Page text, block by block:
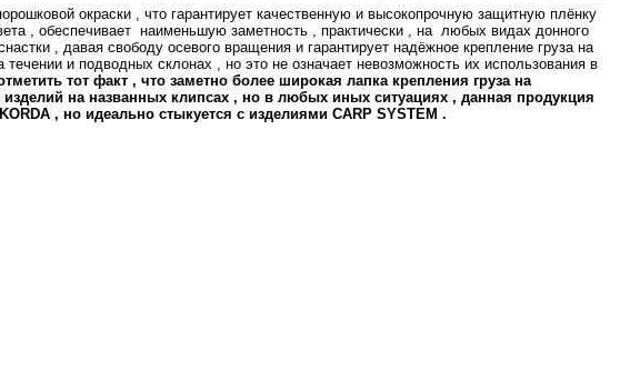
окраски , что гарантирует качественную и высокопрочную защитную плёнку
, обеспечивает наименьшую заметность , практически , на любых видах донного
, давая свободу осевого вращения и гарантирует надёжное крепление груза на
и подводных склонах , но это не означает невозможность их использования в
тот факт , что заметно более широкая лапка крепления груза на
на названных клипсах , но в любых иных ситуациях , данная продукция
KORDA , но идеально стыкуется с изделиями CARP SYSTEM .